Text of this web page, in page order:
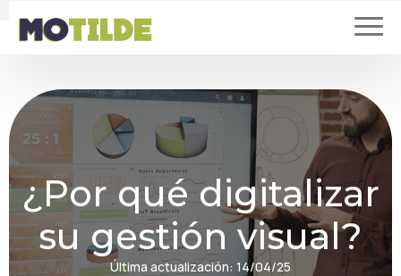
¿Por qué digitalizar
su gestión visual?
Última actualización: 14/04/25